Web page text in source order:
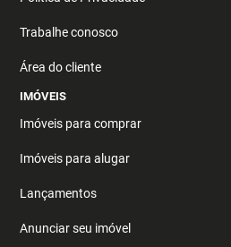
Trabalhe conosco
Área do cliente
IMÓVEIS
Imóveis para comprar
Imóveis para alugar
Lançamentos
Anunciar seu imóvel